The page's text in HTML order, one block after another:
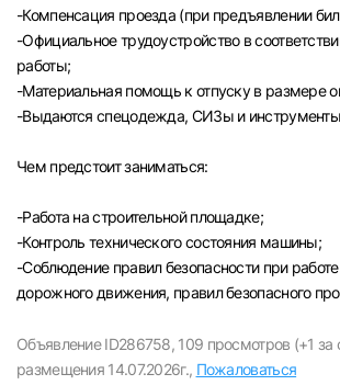
Уфа
-Компенсация проезда (при предъявлении
-Официальное трудоустройство в
работы;
-Материальная помощь к отпуску в размере
-Выдаются спецодежда, СИЗы и
Чем предстоит заниматься:
-Paбота на строительной площадке;
-Контроль технического состояния машины;
-Соблюдение правил безопасности при
дорожного движения, правил безопасного
Объявление ID286758, 109 просмотров (+1 за
размещения 14.07.2026г., Пожаловаться